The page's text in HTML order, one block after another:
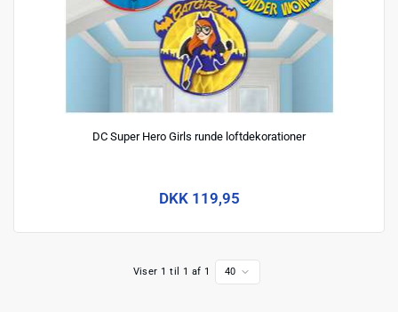
DC Super Hero Girls runde loftdekorationer
DKK 119,95
Viser 1 til 1 af 1 40